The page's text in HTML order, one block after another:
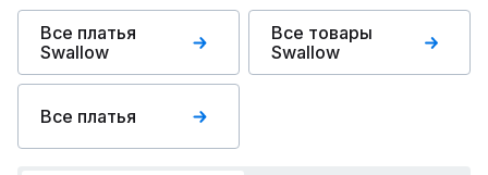
Все платья
Swallow
Все товары
Swallow
Все платья